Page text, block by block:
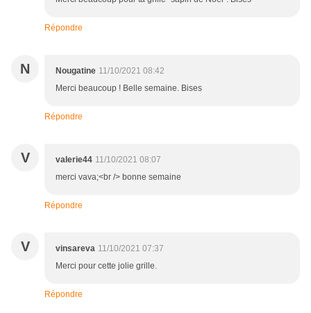
Répondre
N Nougatine 11/10/2021 08:42
Merci beaucoup ! Belle semaine. Bises
Répondre
V valerie44 11/10/2021 08:07
merci vava;<br /> bonne semaine
Répondre
V vinsareva 11/10/2021 07:37
Merci pour cette jolie grille.
Répondre